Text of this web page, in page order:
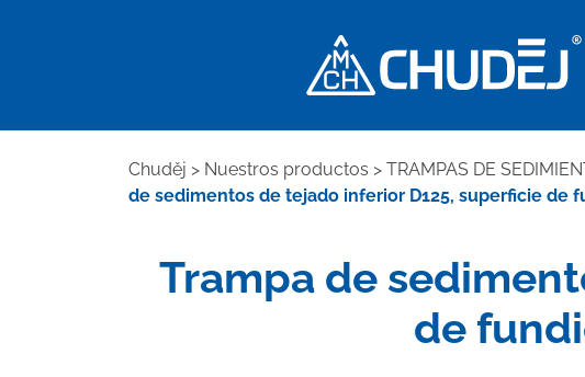
Chuděj > Nuestros productos > TRAMPAS DE
de sedimentos de tejado inferior D125, superficie de
Trampa de
de